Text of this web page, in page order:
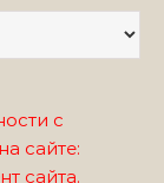
с
сайте:
сайта.